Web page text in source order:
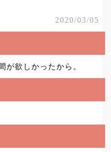
2020/03/05
が欲しかったから。